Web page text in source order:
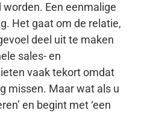
Een eenmalige
Het gaat om de relatie,
deel uit te maken
sales- en
vaak tekort omdat
missen. Maar wat als u
en begint met ‘een